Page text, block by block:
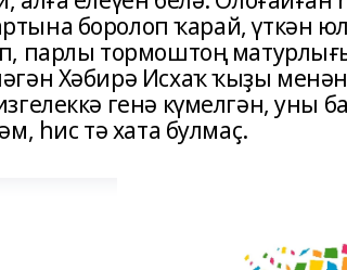
боролоп ҡарай, үткән
парлы тормоштоң
Хәбирә Исхаҡ ҡыҙы
генә күмелгән, уны
һис тә хата булмаҫ.